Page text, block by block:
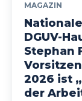
MAGAZIN
DGUV-
Stephan
2026 ist
der